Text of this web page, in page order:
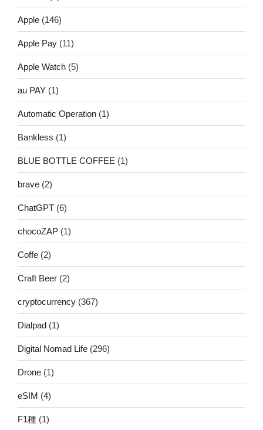
Apple (146)
Apple Pay (11)
Apple Watch (5)
au PAY (1)
Automatic Operation (1)
Bankless (1)
BLUE BOTTLE COFFEE (1)
brave (2)
ChatGPT (6)
chocoZAP (1)
Coffe (2)
Craft Beer (2)
cryptocurrency (367)
Dialpad (1)
Digital Nomad Life (296)
Drone (1)
eSIM (4)
F1種 (1)